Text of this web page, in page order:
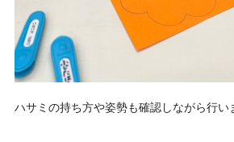
ハサミの持ち方や姿勢も確認しながら行い